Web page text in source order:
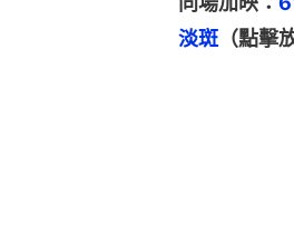
淡斑 （點